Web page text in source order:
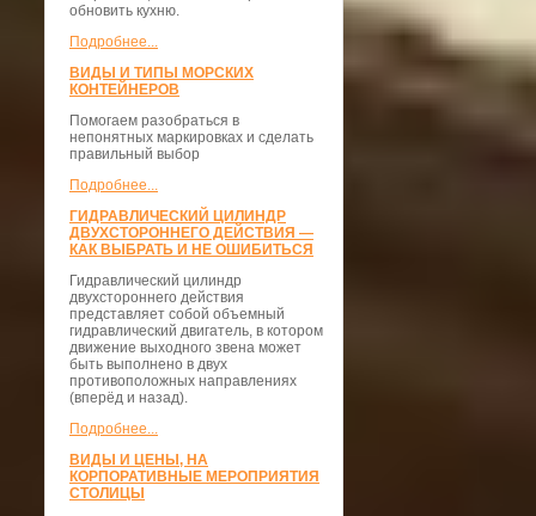
обновить кухню.
Подробнее...
ВИДЫ И ТИПЫ МОРСКИХ
КОНТЕЙНЕРОВ
Помогаем разобраться в
непонятных маркировках и сделать
правильный выбор
Подробнее...
ГИДРАВЛИЧЕСКИЙ ЦИЛИНДР
ДВУХСТОРОННЕГО ДЕЙСТВИЯ —
КАК ВЫБРАТЬ И НЕ ОШИБИТЬСЯ
Гидравлический цилиндр
двухстороннего действия
представляет собой объемный
гидравлический двигатель, в котором
движение выходного звена может
быть выполнено в двух
противоположных направлениях
(вперёд и назад).
Подробнее...
ВИДЫ И ЦЕНЫ, НА
КОРПОРАТИВНЫЕ МЕРОПРИЯТИЯ
СТОЛИЦЫ